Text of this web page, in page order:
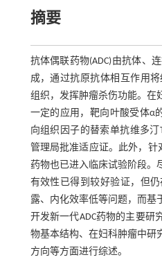
摘要
抗体偶联药物(ADC)由抗体、
成，通过抗原抗体相互作用
组织，发挥肿瘤杀伤功能。在
一定的应用，靶向叶酸受体α
向组织因子的替索单抗维多
管理局批准适应证。此外，针
药物也已进入临床试验阶段。
有效性已得到较好验证，但
露、内化效率低等问题，而基
开发新一代ADC药物的主要研
物基本结构、在妇科肿瘤中研
方向等方面进行综述。